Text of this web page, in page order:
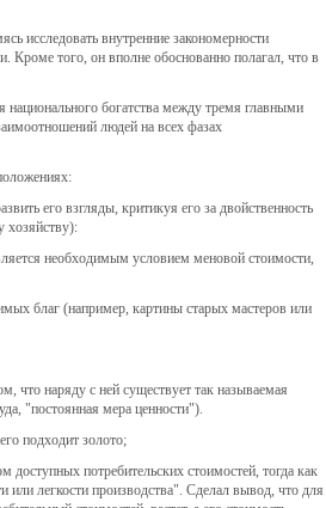
исследовать внутренние закономерности
Кроме того, он вполне обоснованно полагал, что в
богатства между тремя главными
людей на всех фазах
его взгляды, критикуя его за двойственность
хозяйству):
необходимым условием меновой стоимости,
благ (например, картины старых мастеров или
что наряду с ней существует так называемая
"постоянная мера ценности").
подходит золото;
доступных потребительских стоимостей, тогда как
или легкости производства". Сделал вывод, что для